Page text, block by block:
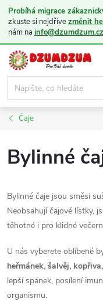
Probíhá migrace
zkuste si nejdřívezměnit
nám na info@dzumdzum.cz
Přejít
obsah
Čaje
Bylinné
Bylinné čaje jsou směsi
Neobsahují čajové lístky,
těhotné i pro klidné
U nás vyberete oblíbené
heřmánek, šalvěj,
lepší spánek, posílení
organismu.